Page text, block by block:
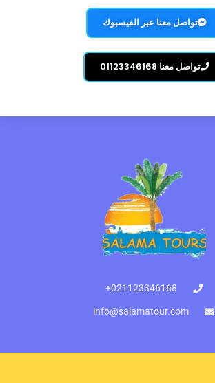
تواصل معنا عبر الفيسبوك
تواصل معنا 01123346168
021123346168+
info@salamatour.com